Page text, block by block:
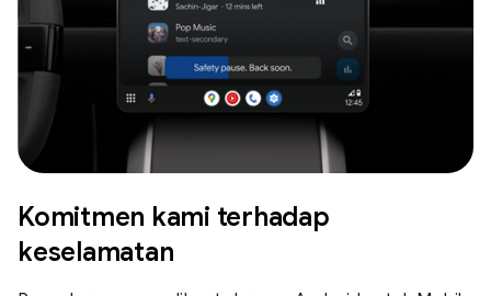
Komitmen kami terhadap
keselamatan